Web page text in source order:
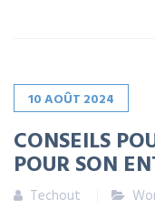
10AOÛT 2024
CONSEILS
POUR SON
Techout